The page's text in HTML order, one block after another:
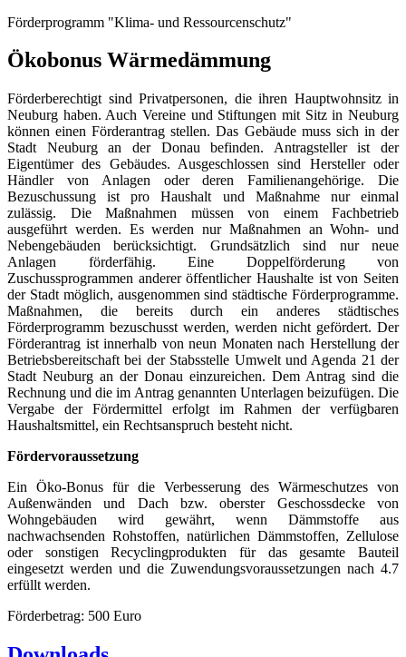
Förderprogramm "Klima- und Ressourcenschutz"
Ökobonus Wärmedämmung
Förderberechtigt sind Privatpersonen, die ihren Hauptwohnsitz in
Neuburg haben. Auch Vereine und Stiftungen mit Sitz in Neuburg
können einen Förderantrag stellen. Das Gebäude muss sich in der
Stadt Neuburg an der Donau befinden. Antragsteller ist der
Eigentümer des Gebäudes. Ausgeschlossen sind Hersteller oder
Händler von Anlagen oder deren Familienangehörige. Die
Bezuschussung ist pro Haushalt und Maßnahme nur einmal
zulässig. Die Maßnahmen müssen von einem Fachbetrieb
ausgeführt werden. Es werden nur Maßnahmen an Wohn- und
Nebengebäuden berücksichtigt. Grundsätzlich sind nur neue
Anlagen förderfähig. Eine Doppelförderung von
Zuschussprogrammen anderer öffentlicher Haushalte ist von Seiten
der Stadt möglich, ausgenommen sind städtische Förderprogramme.
Maßnahmen, die bereits durch ein anderes städtisches
Förderprogramm bezuschusst werden, werden nicht gefördert. Der
Förderantrag ist innerhalb von neun Monaten nach Herstellung der
Betriebsbereitschaft bei der Stabsstelle Umwelt und Agenda 21 der
Stadt Neuburg an der Donau einzureichen. Dem Antrag sind die
Rechnung und die im Antrag genannten Unterlagen beizufügen. Die
Vergabe der Fördermittel erfolgt im Rahmen der verfügbaren
Haushaltsmittel, ein Rechtsanspruch besteht nicht.
Fördervoraussetzung
Ein Öko-Bonus für die Verbesserung des Wärmeschutzes von
Außenwänden und Dach bzw. oberster Geschossdecke von
Wohngebäuden wird gewährt, wenn Dämmstoffe aus
nachwachsenden Rohstoffen, natürlichen Dämmstoffen, Zellulose
oder sonstigen Recyclingprodukten für das gesamte Bauteil
eingesetzt werden und die Zuwendungsvoraussetzungen nach 4.7
erfüllt werden.
Förderbetrag: 500 Euro